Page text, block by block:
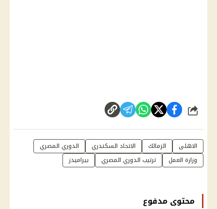
شارك
الاهلى الزمالك الاتحاد السكندري
الدوري المصري
وزارة العمل
ترتيب الدوري المصري بيراميدز
محتوى مدفوع